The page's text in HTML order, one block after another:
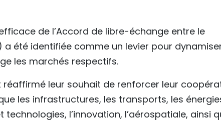
de l’Accord de libre-échange entre le
a été identifiée comme un levier pour
les marchés respectifs.
réaffirmé leur souhait de renforcer leur
les infrastructures, les transports, les
l’innovation, l’aérospatiale, ainsi